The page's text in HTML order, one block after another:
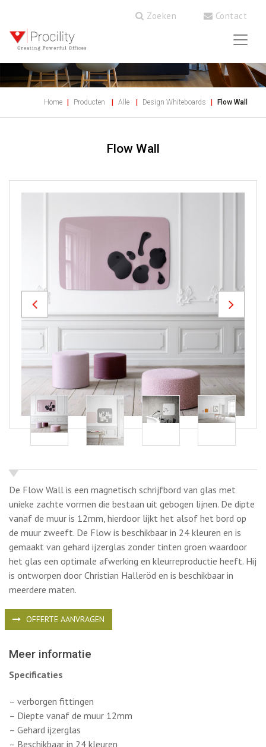
Zoeken Contact
Home Producten Alle Design Whiteboards Flow Wall
Flow Wall
Previous Next
De Flow Wall is een magnetisch schrijfbord van glas met
unieke zachte vormen die bestaan uit gebogen lijnen. De dipte
vanaf de muur is 12mm, hierdoor lijkt het alsof het bord op
de muur zweeft. De Flow is beschikbaar in 24 kleuren en is
gemaakt van gehard ijzerglas zonder tinten groen waardoor
is ontworpen door Christian Halleröd en is beschikbaar in
Meer informatie